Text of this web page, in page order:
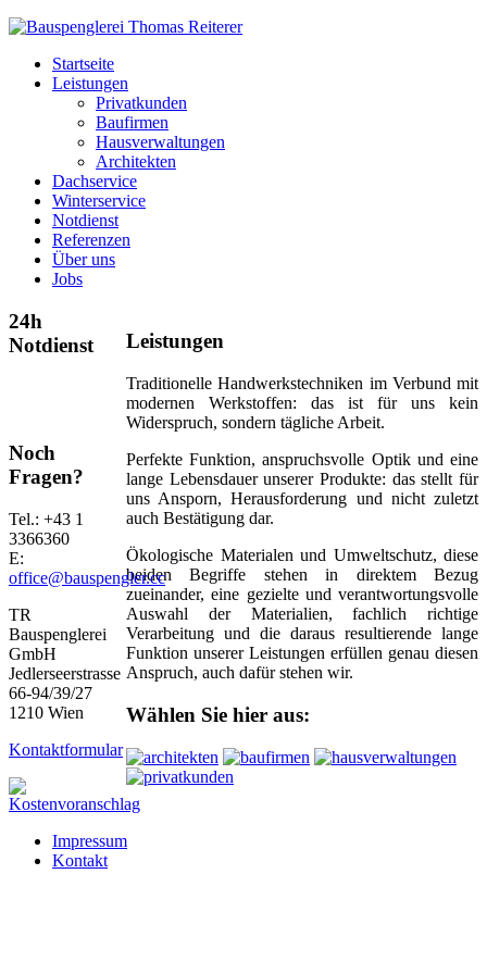
Startseite
Leistungen
Privatkunden
Baufirmen
Hausverwaltungen
Architekten
Dachservice
Winterservice
Notdienst
Referenzen
Über uns
Jobs
Leistungen
Traditionelle Handwerkstechniken im Verbund mit
modernen Werkstoffen: das ist für uns kein
Widerspruch, sondern tägliche Arbeit.
Perfekte Funktion, anspruchsvolle Optik und eine
lange Lebensdauer unserer Produkte: das stellt für
uns Ansporn, Herausforderung und nicht zuletzt
auch Bestätigung dar.
Ökologische Materialen und Umweltschutz, diese
beiden Begriffe stehen in direktem Bezug
zueinander, eine gezielte und verantwortungsvolle
Auswahl der Materialien, fachlich richtige
Verarbeitung und die daraus resultierende lange
Funktion unserer Leistungen erfüllen genau diesen
Anspruch, auch dafür stehen wir.
Wählen Sie hier aus:
24h
Notdienst
Noch
Fragen?
Tel.: +43 1
3366360
E:
office@bauspengler.cc
TR
Bauspenglerei
GmbH
Jedlerseerstrasse
66-94/39/27
1210 Wien
Kontaktformular
Impressum
Kontakt